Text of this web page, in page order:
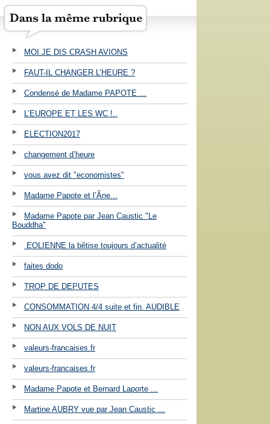
MOI JE DIS CRASH AVIONS
FAUT-IL CHANGER L’HEURE ?
Condensé de Madame PAPOTE ...
L’EUROPE ET LES WC !..
ELECTION2017
changement d’heure
vous avez dit "economistes"
Madame Papote et l’Âne...
Madame Papote par Jean Caustic "Le
Bouddha"
EOLIENNE la bêtise toujours d’actualité
faites dodo
TROP DE DEPUTES
CONSOMMATION 4/4 suite et fin. AUDIBLE
NON AUX VOLS DE NUIT
valeurs-francaises.fr
valeurs-francaises.fr
Madame Papote et Bernard Laporte ...
Martine AUBRY vue par Jean Caustic ...